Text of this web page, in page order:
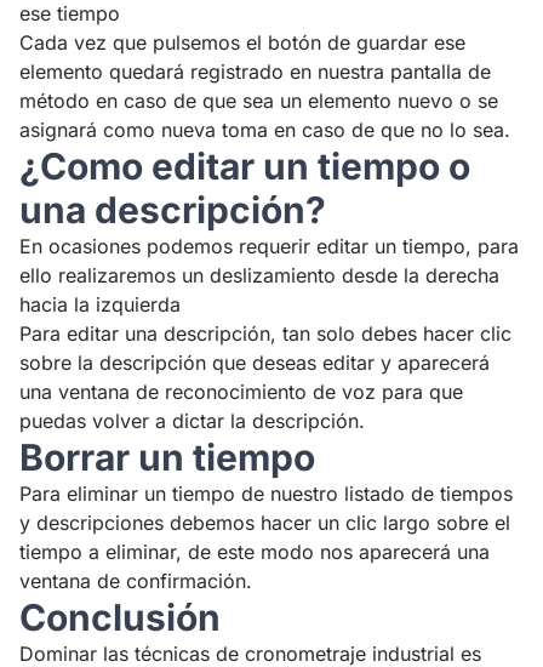
ese tiempo
Cada vez que pulsemos el botón de guardar ese
elemento quedará registrado en nuestra pantalla de
método en caso de que sea un elemento nuevo o se
asignará como nueva toma en caso de que no lo sea.
¿Como editar un tiempo o
una descripción?
En ocasiones podemos requerir editar un tiempo, para
ello realizaremos un deslizamiento desde la derecha
hacia la izquierda
Para editar una descripción, tan solo debes hacer clic
sobre la descripción que deseas editar y aparecerá
una ventana de reconocimiento de voz para que
puedas volver a dictar la descripción.
Borrar un tiempo
Para eliminar un tiempo de nuestro listado de tiempos
y descripciones debemos hacer un clic largo sobre el
tiempo a eliminar, de este modo nos aparecerá una
ventana de confirmación.
Conclusión
Dominar las técnicas de cronometraje industrial es